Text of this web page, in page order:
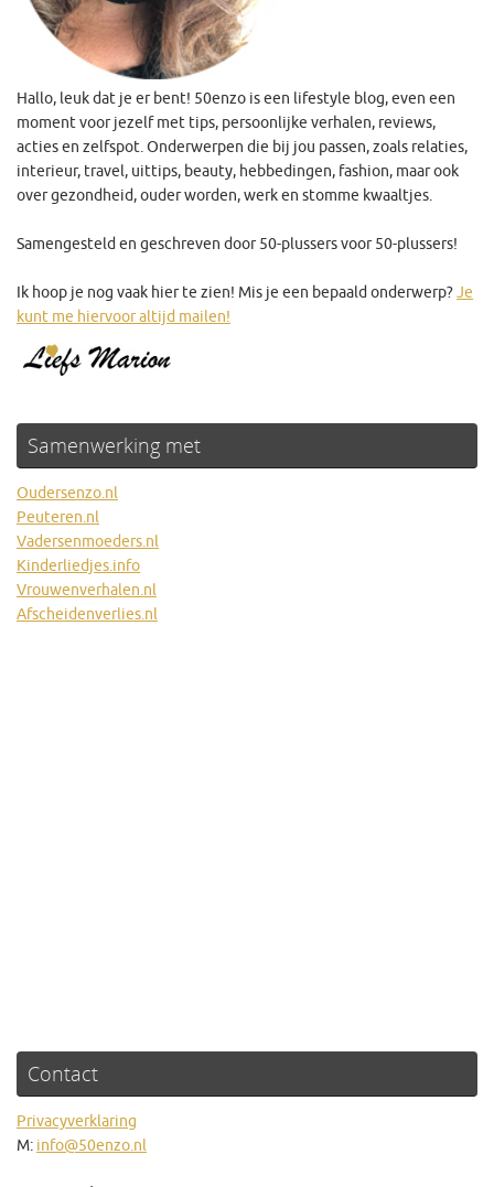
Hallo, leuk dat je er bent! 50enzo is een lifestyle blog, even een
moment voor jezelf met tips, persoonlijke verhalen, reviews,
acties en zelfspot. Onderwerpen die bij jou passen, zoals relaties,
interieur, travel, uittips, beauty, hebbedingen, fashion, maar ook
over gezondheid, ouder worden, werk en stomme kwaaltjes.
Samengesteld en geschreven door 50-plussers voor 50-plussers!
Ik hoop je nog vaak hier te zien! Mis je een bepaald onderwerp?Je
kunt me hiervoor altijd mailen!
Samenwerking met
Oudersenzo.nl
Peuteren.nl
Vadersenmoeders.nl
Kinderliedjes.info
Vrouwenverhalen.nl
Afscheidenverlies.nl
Contact
Privacyverklaring
M: info@50enzo.nl